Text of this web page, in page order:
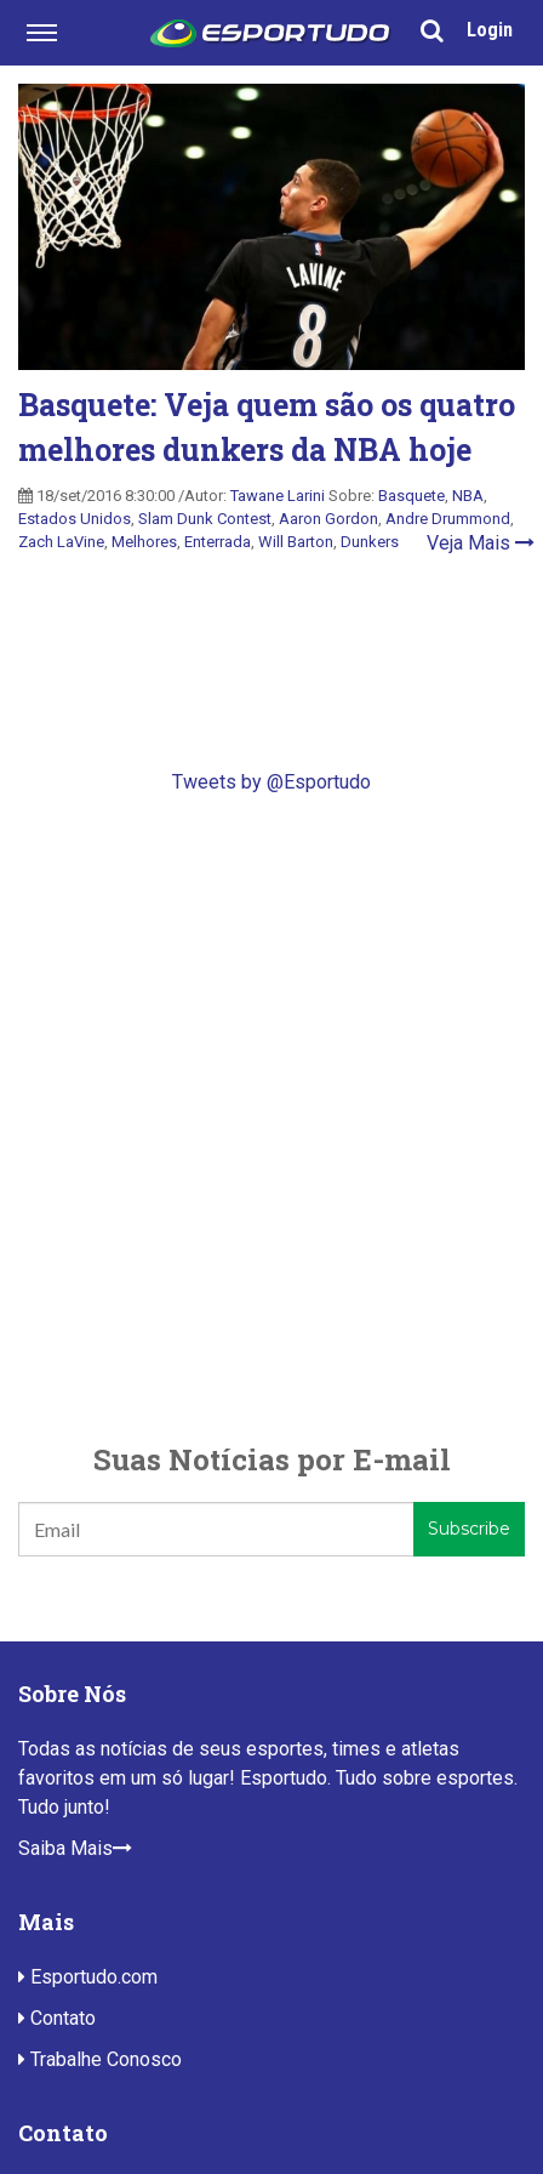
Login
Basquete: Veja quem são os quatro
melhores dunkers da NBA hoje
18/set/2016 8:30:00 /Autor:Tawane Larini Sobre: Basquete NBA
Estados Unidos Slam Dunk Contest Aaron Gordon Andre Drummond
Zach LaVine Melhores Enterrada Will Barton Dunkers Veja Mais
Tweets by @Esportudo
Suas Notícias por E-mail
Sobre Nós
Todas as notícias de seus esportes, times e atletas
favoritos em um só lugar! Esportudo. Tudo sobre esportes.
Tudo junto!
Saiba Mais
Mais
Esportudo.com
Contato
Trabalhe Conosco
Contato